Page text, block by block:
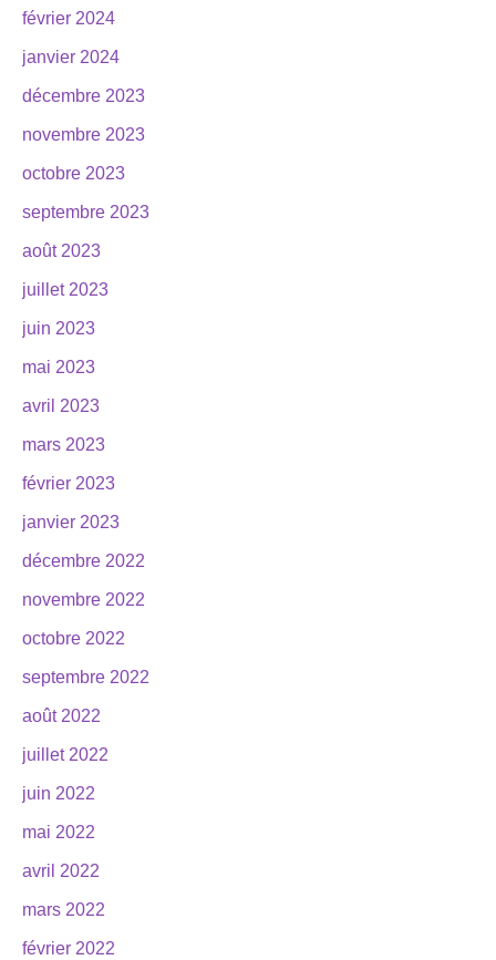
février 2024
janvier 2024
décembre 2023
novembre 2023
octobre 2023
septembre 2023
août 2023
juillet 2023
juin 2023
mai 2023
avril 2023
mars 2023
février 2023
janvier 2023
décembre 2022
novembre 2022
octobre 2022
septembre 2022
août 2022
juillet 2022
juin 2022
mai 2022
avril 2022
mars 2022
février 2022